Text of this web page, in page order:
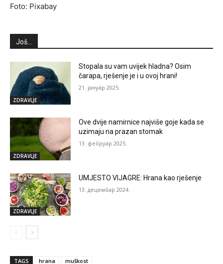
Foto: Pixabay
Još...
ZDRAVLJE
Stopala su vam uvijek hladna? Osim
čarapa, rješenje je i u ovoj hrani!
21. јануар 2025.
ZDRAVLJE
Ove dvije namirnice najviše goje kada se
uzimaju na prazan stomak
13. фебруар 2025.
ZDRAVLJE
UMJESTO VIJAGRE: Hrana kao rješenje
13. децембар 2024.
TAGS hrana muškost